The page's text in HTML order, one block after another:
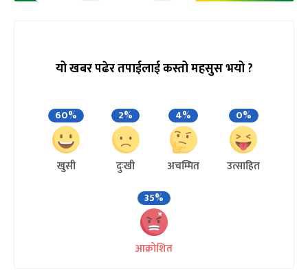
यो खबर पढेर तपाईलाई कस्तो महसुस भयो ?
60%
खुसी
2%
दुःखी
4%
अचम्मित
0%
उत्साहित
35%
आक्रोशित